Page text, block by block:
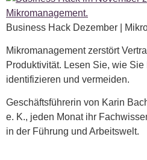
Business Hack Dezember |
Mikromanagement zerstört
Produktivität. Lesen Sie, wie
identifizieren und vermeiden.
Ge­schäfts­füh­re­rin von Karin
e. K., jeden Monat ihr
in der Führung und Ar­beits­welt.